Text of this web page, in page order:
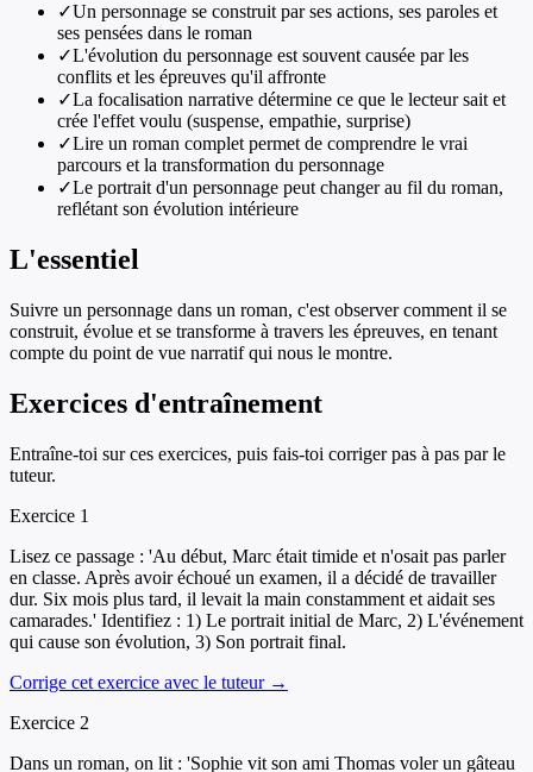
✓Un personnage se construit par ses actions, ses paroles et
ses pensées dans le roman
✓L'évolution du personnage est souvent causée par les
conflits et les épreuves qu'il affronte
✓La focalisation narrative détermine ce que le lecteur sait et
crée l'effet voulu (suspense, empathie, surprise)
✓Lire un roman complet permet de comprendre le vrai
parcours et la transformation du personnage
✓Le portrait d'un personnage peut changer au fil du roman,
reflétant son évolution intérieure
L'essentiel
Suivre un personnage dans un roman, c'est observer comment il se
construit, évolue et se transforme à travers les épreuves, en tenant
compte du point de vue narratif qui nous le montre.
Exercices d'entraînement
Entraîne-toi sur ces exercices, puis fais-toi corriger pas à pas par le
tuteur.
Exercice 1
Lisez ce passage : 'Au début, Marc était timide et n'osait pas parler
en classe. Après avoir échoué un examen, il a décidé de travailler
dur. Six mois plus tard, il levait la main constamment et aidait ses
camarades.' Identifiez : 1) Le portrait initial de Marc, 2) L'événement
qui cause son évolution, 3) Son portrait final.
Corrige cet exercice avec le tuteur →
Exercice 2
Dans un roman, on lit : 'Sophie vit son ami Thomas voler un gâteau